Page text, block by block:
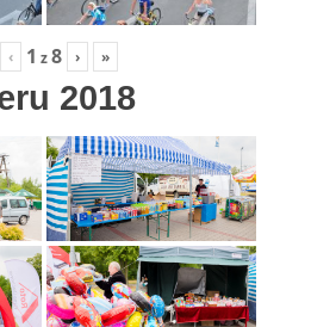
‹ 1 z8 › »
2018